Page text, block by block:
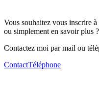
Vous souhaitez vous inscrire
ou simplement en savoir plus ?
Contactez moi par mail ou
ContactTéléphone